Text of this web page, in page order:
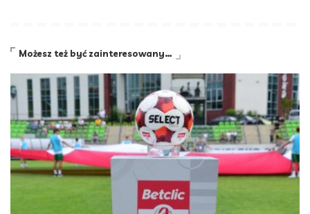
Możesz też być zainteresowany…